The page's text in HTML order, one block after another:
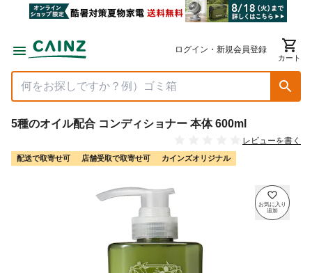
ログイン・新規会員登録
カート
5種のオイル配合 コンディショナー 本体 600ml
レビューを書く
配送で取寄せ可 店舗受取で取寄せ可 カインズオリジナル